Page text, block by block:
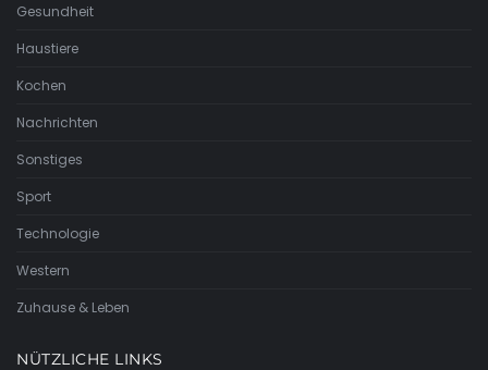
Gesundheit
Haustiere
Kochen
Nachrichten
Sonstiges
Sport
Technologie
Western
Zuhause & Leben
NÜTZLICHE LINKS